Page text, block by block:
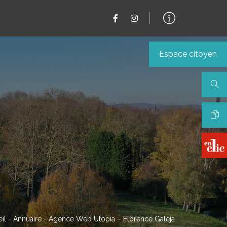
- Annuaire - Agence Web Utopia – Florence Galeja
Espace citoyen